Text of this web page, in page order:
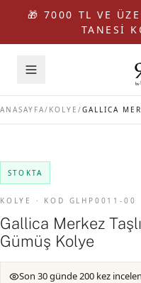
🎁 7000 TL VE
TANESİ
ANASAYFA/ KOLYE /
STOKTA
KOLYE · KOD GLHP0011-00
Gallica Merkez
Gümüş Kolye
Son 30 günde 200 kez